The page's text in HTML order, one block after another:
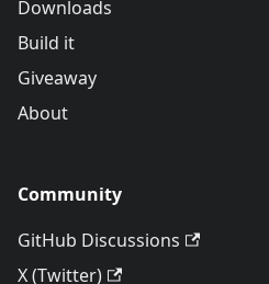
Downloads
Build it
Giveaway
About
Community
GitHub Discussions
X (Twitter)